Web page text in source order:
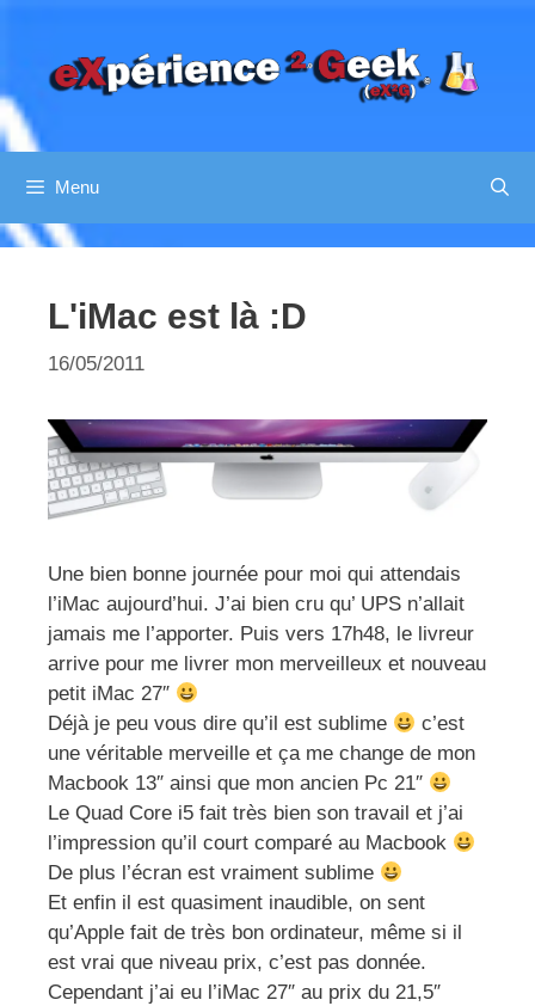
contenu
Menu
L'iMac est là :D
16/05/2011
Une bien bonne journée pour moi qui attendais
l’iMac aujourd’hui. J’ai bien cru qu’ UPS n’allait
jamais me l’apporter. Puis vers 17h48, le livreur
arrive pour me livrer mon merveilleux et nouveau
petit iMac 27″
Déjà je peu vous dire qu’il est sublime
c’est
une véritable merveille et ça me change de mon
Macbook 13″ ainsi que mon ancien Pc 21″
Le Quad Core i5 fait très bien son travail et j’ai
l’impression qu’il court comparé au Macbook
De plus l’écran est vraiment sublime
Et enfin il est quasiment inaudible, on sent
qu’Apple fait de très bon ordinateur, même si il
est vrai que niveau prix, c’est pas donnée.
Cependant j’ai eu l’iMac 27″ au prix du 21,5″